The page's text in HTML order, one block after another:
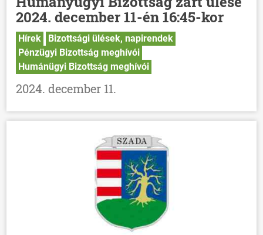
2024. december 11-én 16:45-kor
Hírek
Bizottsági ülések, napirendek
Pénzügyi Bizottság meghívói
Humánügyi Bizottság meghívói
2024. december 11.